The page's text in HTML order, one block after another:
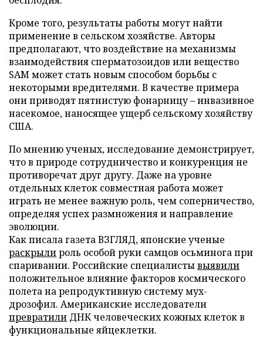
Кроме того, результаты работы могут найти
применение в сельском хозяйстве. Авторы
предполагают, что воздействие на механизмы
взаимодействия сперматозоидов или вещество
SAM может стать новым способом борьбы с
некоторыми вредителями. В качестве примера
они приводят пятнистую фонарницу – инвазивное
насекомое, наносящее ущерб сельскому хозяйству
США.
По мнению ученых, исследование демонстрирует,
что в природе сотрудничество и конкуренция не
противоречат друг другу. Даже на уровне
отдельных клеток совместная работа может
играть не менее важную роль, чем соперничество,
определяя успех размножения и направление
эволюции.
Как писала газета ВЗГЛЯД, японские ученые
раскрылироль особой руки самцов осьминога при
спаривании. Российские специалистывыявили
положительное влияние факторов космического
полета на репродуктивную систему мух-
дрозофил. Американские исследователи
превратили ДНК человеческих кожных клеток в
функциональные яйцеклетки.